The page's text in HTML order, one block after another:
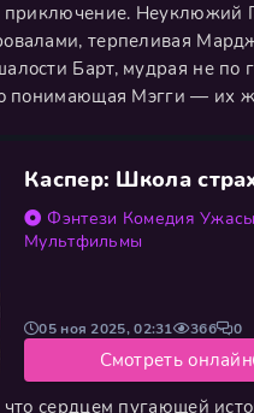
приключение. Неуклюжий
терпеливая
Барт, мудрая не по
понимающая Мэгги — их
ситуации. Сериал,
просто шоу и ставший
Каспер: Школа
Фэнтези Комедия Ужасы
Мультфильмы
что сердцем пугающей
05 ноя 2025, 02:31 366 0
Смотреть онлайн